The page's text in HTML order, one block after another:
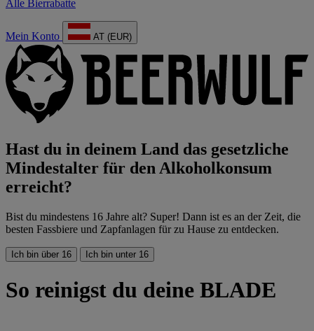
Alle Bierrabatte
Mein Konto AT (EUR)
Hast du in deinem Land das gesetzliche
Mindestalter für den Alkoholkonsum
erreicht?
Bist du mindestens 16 Jahre alt? Super! Dann ist es an der Zeit, die
besten Fassbiere und Zapfanlagen für zu Hause zu entdecken.
Ich bin über 16 Ich bin unter 16
So reinigst du deine BLADE